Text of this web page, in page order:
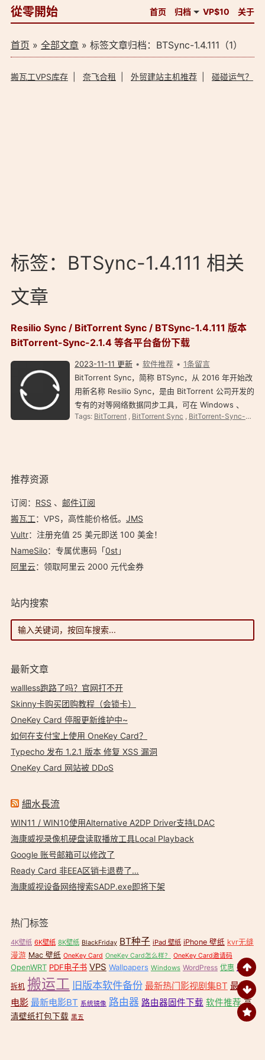
從零開始 首页 归档 VP$10 关于
首页 » 全部文章» 标签文章归档：BTSync-1.4.111（1）
搬瓦工VPS库存| 奈飞合租 外贸建站主机推荐| 碰碰运气？
标签：BTSync-1.4.111 相关
文章
Resilio Sync / BitTorrent Sync / BTSync-1.4.111 版本
BitTorrent-Sync-2.1.4 等各平台备份下载
2023-11-11 更新 软件推荐
1条留言
BitTorrent Sync，简称 BTSync，从 2016 年开始改
用新名称 Resilio Sync，是由 BitTorrent 公司开发的
专有的对等网络数据同步工具，可在 Windows 、
OS X 、 Linux 、 Android 、 iOS 和 FreeBSD 上使
Tags: BitTorrent, BitTorrent Sync , BitTorrent-Sync-2.0.128
推荐资源
订阅： RSS 、 邮件订阅
搬瓦工：VPS，高性能价格低。️ JMS
Vultr：注册充值 25 美元即送 100 美金！
NameSilo：专属优惠码「0st」
阿里云：领取阿里云 2000 元代金券
站内搜索
最新文章
wallless跑路了吗？官网打不开
Skinny卡购买团购教程（会锁卡）
OneKey Card 停服更新维护中~
如何在支付宝上使用 OneKey Card？
Typecho 发布 1.2.1 版本 修复 XSS 漏洞
OneKey Card 网站被 DDoS
細水長流
WIN11 / WIN10使用Alternative A2DP Driver支持LDAC
海康威视录像机硬盘读取播放工具Local Playback
Google 账号邮箱可以修改了
Ready Card 非EEA区销卡退费了…
海康威视设备网络搜索SADP.exe即将下架
热门标签
4K壁纸 6K壁纸 8K壁纸 BlackFriday BT种子 iPad 壁纸 iPhone 壁纸 kvr无缝
漫游 Mac 壁纸 OneKey Card OneKey Card怎么样？ OneKey Card邀请码
OpenWRT PDF电子书 VPS Wallpapers Windows WordPress 优惠 壁纸
拆机 搬运工 旧版本软件备份 最新热门影视剧集BT 最新
电影 最新电影BT 系统镜像 路由器 路由器固件下载 软件推荐 高
清壁纸打包下载 黑五